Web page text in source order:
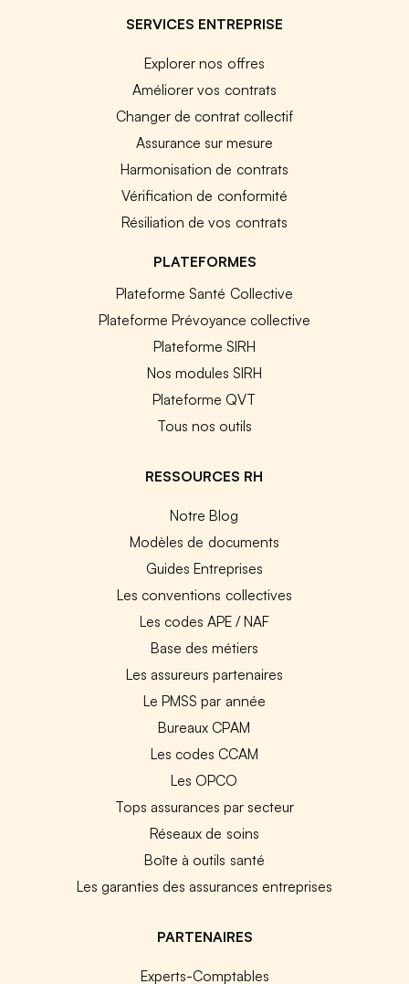
SERVICES ENTREPRISE
Explorer nos offres
Améliorer vos contrats
Changer de contrat collectif
Assurance sur mesure
Harmonisation de contrats
Vérification de conformité
Résiliation de vos contrats
PLATEFORMES
Plateforme Santé Collective
Plateforme Prévoyance collective
Plateforme SIRH
Nos modules SIRH
Plateforme QVT
Tous nos outils
RESSOURCES RH
Notre Blog
Modèles de documents
Guides Entreprises
Les conventions collectives
Les codes APE / NAF
Base des métiers
Les assureurs partenaires
Le PMSS par année
Bureaux CPAM
Les codes CCAM
Les OPCO
Tops assurances par secteur
Réseaux de soins
Boîte à outils santé
Les garanties des assurances entreprises
PARTENAIRES
Experts-Comptables